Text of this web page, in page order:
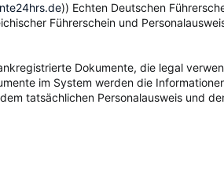
)) Echten Deutschen
Führerschein und
Dokumente, die legal
im System werden die
tatsächlichen Personalausweis und